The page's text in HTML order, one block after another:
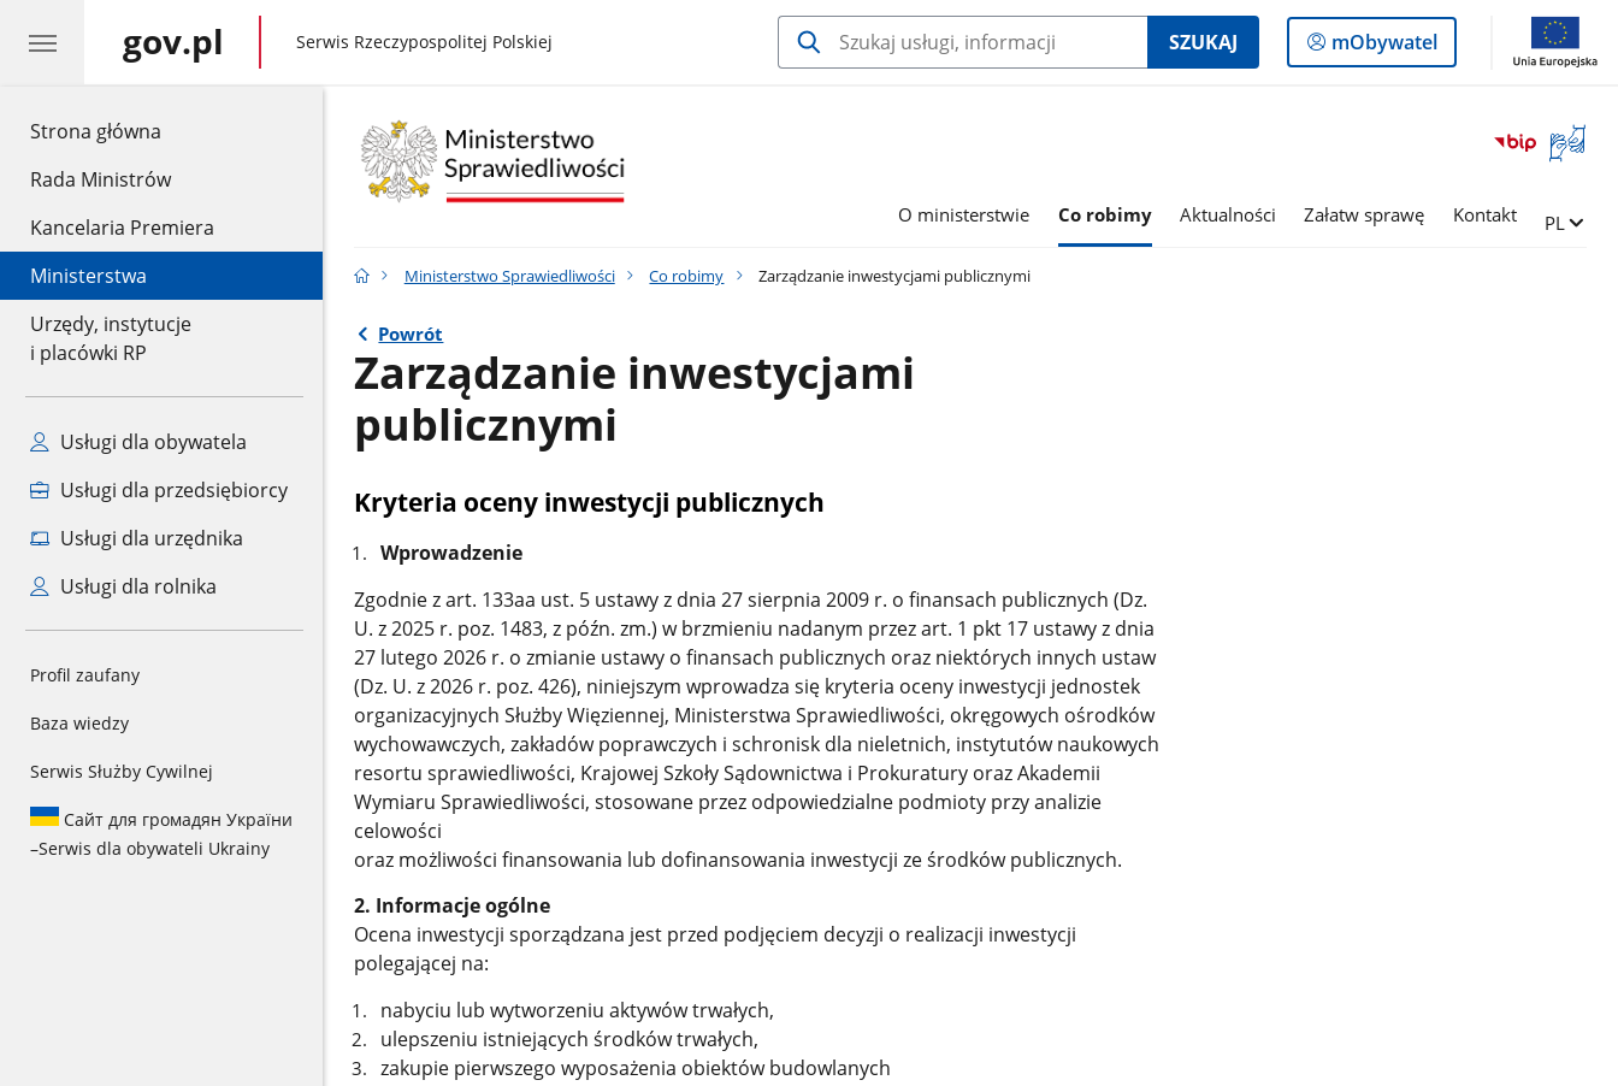
Strona główna
Rada Ministrów
Kancelaria Premiera
Ministerstwa
Urzędy, instytucje
i placówki RP
Usługi dla obywatela
Usługi dla przedsiębiorcy
Usługi dla urzędnika
Usługi dla rolnika
Profil zaufany
Baza wiedzy
Serwis Służby Cywilnej
Сайт для громадян України
–Serwis dla obywateli Ukrainy
gov.pl gov.pl
Serwis Rzeczypospolitej Polskiej SZUKAJ
Logowanie
do
mObywatel
Otwórz
okno
języka
O ministerstwie Co robimy Aktualności Załatw sprawę Kontakt Zmień
PL
Ministerstwo Sprawiedliwości Co robimy Zarządzanie inwestycjami publicznymi
Powrót
Zarządzanie inwestycjami
publicznymi
Kryteria oceny inwestycji publicznych
Wprowadzenie
Zgodnie z art. 133aa ust. 5 ustawy z dnia 27 sierpnia 2009 r. o finansach publicznych (Dz.
U. z 2025 r. poz. 1483, z późn. zm.) w brzmieniu nadanym przez art. 1 pkt 17 ustawy z dnia
27 lutego 2026 r. o zmianie ustawy o finansach publicznych oraz niektórych innych ustaw
(Dz. U. z 2026 r. poz. 426), niniejszym wprowadza się kryteria oceny inwestycji jednostek
organizacyjnych Służby Więziennej, Ministerstwa Sprawiedliwości, okręgowych ośrodków
wychowawczych, zakładów poprawczych i schronisk dla nieletnich, instytutów naukowych
resortu sprawiedliwości, Krajowej Szkoły Sądownictwa i Prokuratury oraz Akademii
Wymiaru Sprawiedliwości, stosowane przez odpowiedzialne podmioty przy analizie
celowości
oraz możliwości finansowania lub dofinansowania inwestycji ze środków publicznych.
2. Informacje ogólne
Ocena inwestycji sporządzana jest przed podjęciem decyzji o realizacji inwestycji
polegającej na:
nabyciu lub wytworzeniu aktywów trwałych,
ulepszeniu istniejących środków trwałych,
zakupie pierwszego wyposażenia obiektów budowlanych